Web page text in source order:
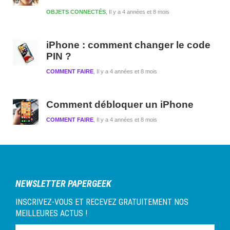
Il y a 4 années et 8 mois
OBJETS CONNECTÉS
iPhone : comment changer le code
PIN ?
Il y a 4 années et 8 mois
COMMENT FAIRE
Comment débloquer un iPhone
Il y a 4 années et 8 mois
COMMENT FAIRE
NEWSLETTER PAPERGEEK
INSCRIVEZ-VOUS ET RECEVEZ GRATUITEMENT NOS
MEILLEURES ACTUS !